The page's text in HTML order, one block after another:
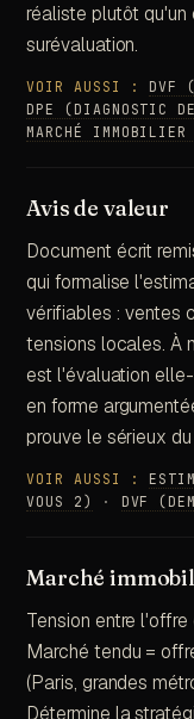
réaliste plutôt qu'un
surévaluation.
VOIR AUSSI : DVF
DPE (DIAGNOSTIC DE
MARCHÉ
Avis de valeur
Document écrit
qui formalise
vérifiables : ventes
tensions locales. À
est l'évaluation
en forme
prouve le sérieux
VOIR AUSSI :
VOUS 2)
· DVF
Marché
Tension entre
Marché tendu =
(Paris, grandes
Détermine la